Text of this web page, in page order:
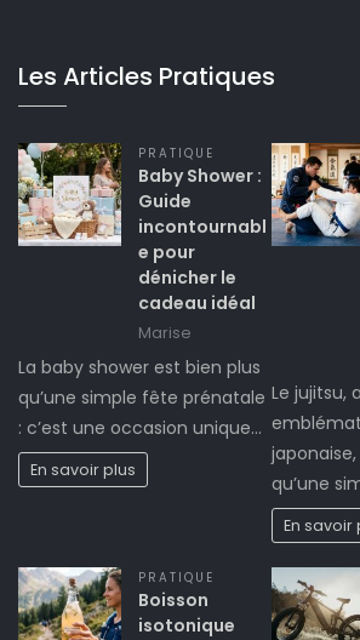
Les Articles Pratiques
PRATIQUE
Baby Shower :
Guide
incontournabl
e pour
dénicher le
cadeau idéal
Marise
La baby shower est bien plus
qu’une simple fête prénatale
: c’est une occasion unique…
En savoir plus
Le jujitsu,
qu’une
En savoir
PRATIQUE
Boisson
isotonique